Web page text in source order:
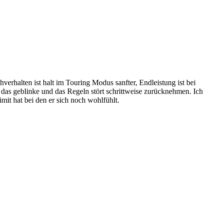
ist halt im Touring Modus sanfter, Endleistung ist bei
geblinke und das Regeln stört schrittweise zurücknehmen. Ich
hat bei den er sich noch wohlfühlt.